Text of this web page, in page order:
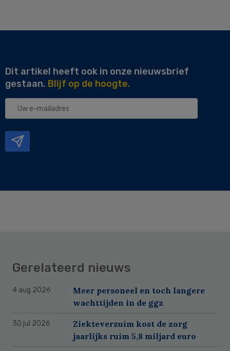
Dit artikel heeft ook in onze nieuwsbrief
gestaan. Blijf op de hoogte.
Uw
Gerelateerd nieuws
4 aug 2026
Meer personeel en toch langere
wachttijden in de ggz
30 jul 2026
Ziekteverzuim kost de zorg
jaarlijks ruim 5,8 miljard euro